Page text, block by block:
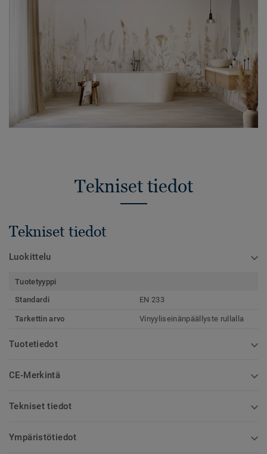
Tekniset tiedot
Tekniset tiedot
Luokittelu
Tuotetyyppi
Standardi
EN 233
Tarkettin arvo Vinyyliseinänpäällyste rullalla
Tuotetiedot
CE-Merkintä
Tekniset tiedot
Ympäristötiedot